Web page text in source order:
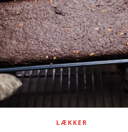
LÆKKER